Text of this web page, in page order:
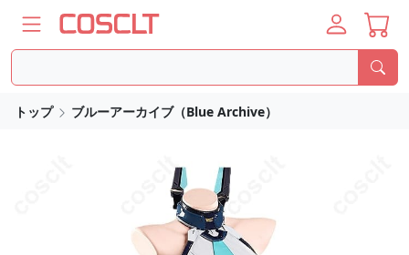
トップ ブルーアーカイブ（Blue Archive）